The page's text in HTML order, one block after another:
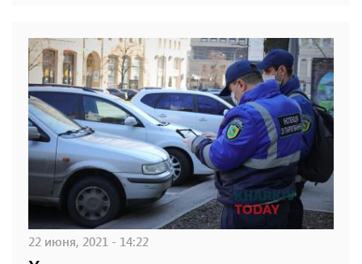
22 июня, 2021 - 14:22